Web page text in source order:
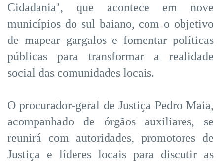
Cidadania’, que acontece em nove
municípios do sul baiano, com o objetivo
de mapear gargalos e fomentar políticas
públicas para transformar a realidade
social das comunidades locais.
O procurador-geral de Justiça Pedro Maia,
acompanhado de órgãos auxiliares, se
reunirá com autoridades, promotores de
Justiça e líderes locais para discutir as